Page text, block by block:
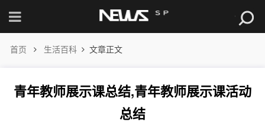
首页 生活百科 文章正文
青年教师展示课总结,青年教师展示课活动
总结